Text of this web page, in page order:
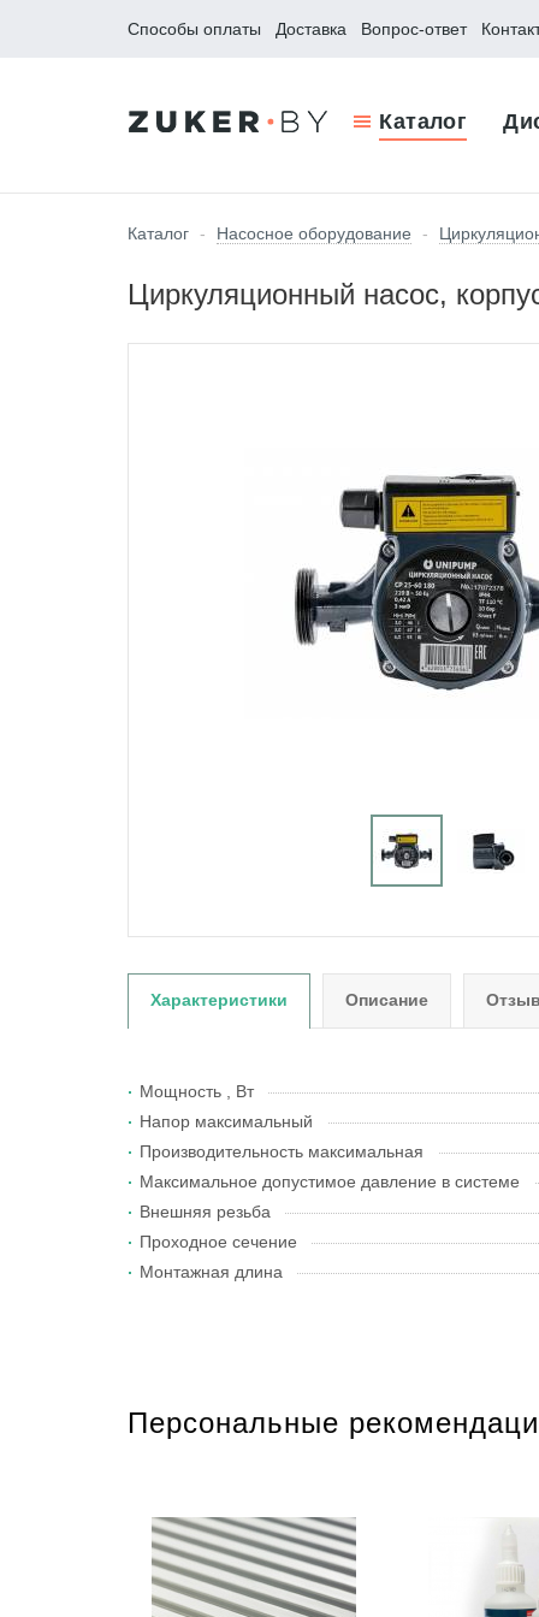
Способы оплаты Доставка Вопрос-ответ
Каталог
Каталог - Насосное оборудование -
Циркуляционный насос,
Характеристики Описание
Мощность , Вт
Напор максимальный
Производительность максимальная
Максимальное допустимое давление в системе
Внешняя резьба
Проходное сечение
Монтажная длина
Персональные